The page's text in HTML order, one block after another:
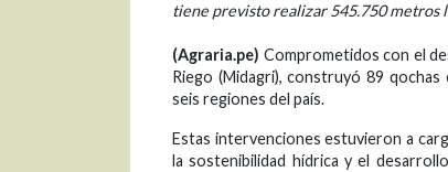
tiene previsto realizar 545.750 metros
(Agraria.pe) Comprometidos con el
Riego (Midagri), construyó 89
seis regiones del país.
Estas intervenciones estuvieron a
la sostenibilidad hídrica y el